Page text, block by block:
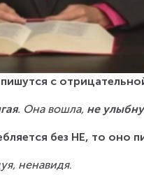
с
. Она вошла, не
без НЕ, то оно
ненавидя.